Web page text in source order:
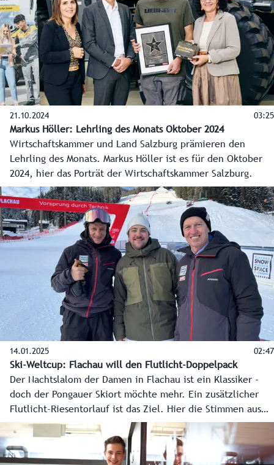
21.10.2024 03:25
Markus Höller: Lehrling des Monats Oktober 2024
Wirtschaftskammer und Land Salzburg prämieren den
Lehrling des Monats. Markus Höller ist es für den Oktober
2024, hier das Porträt der Wirtschaftskammer Salzburg.
14.01.2025 02:47
Ski-Weltcup: Flachau will den Flutlicht-Doppelpack
Der Nachtslalom der Damen in Flachau ist ein Klassiker -
doch der Pongauer Skiort möchte mehr. Ein zusätzlicher
Flutlicht-Riesentorlauf ist das Ziel. Hier die Stimmen aus
der Gemeinde wenige Stunden vor den Beginn des Ski-
Klassikers.